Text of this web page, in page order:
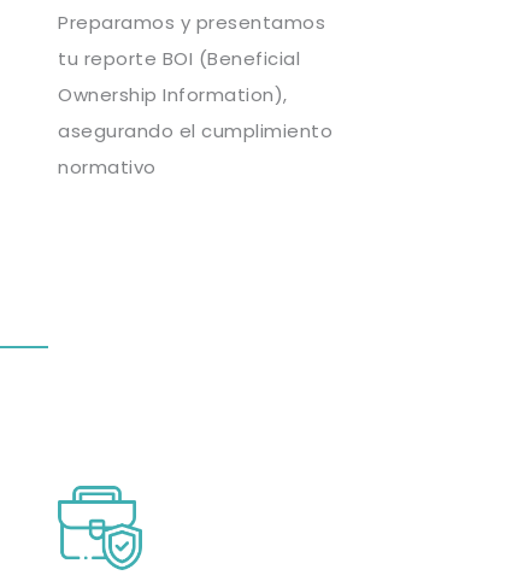
Preparamos y presentamos
tu reporte BOI (Beneficial
Ownership Information),
asegurando el cumplimiento
normativo